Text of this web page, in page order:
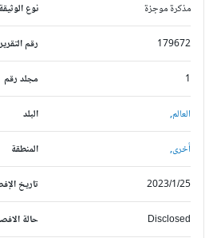
نوع الوثيقة مذكرة موجزة
رقم التقرير 179672
مجلد رقم
البلد العالم,
المنطقة أخرى,
تاريخ الإفصاح 2023/1/25
حالة الافصاح Disclosed